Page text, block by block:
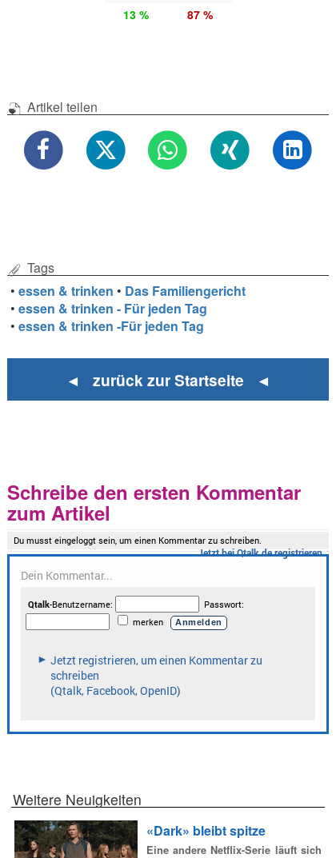
13 % 87 %
Artikel teilen
Tags
•essen & trinken • Das Familiengericht
•essen & trinken - Für jeden Tag
•essen & trinken -Für jeden Tag
◄ zurück zur Startseite ◄
Schreibe den ersten Kommentar
zum Artikel
Weitere Neuigkeiten
«Dark» bleibt spitze
Eine andere Netflix-Serie läuft sich